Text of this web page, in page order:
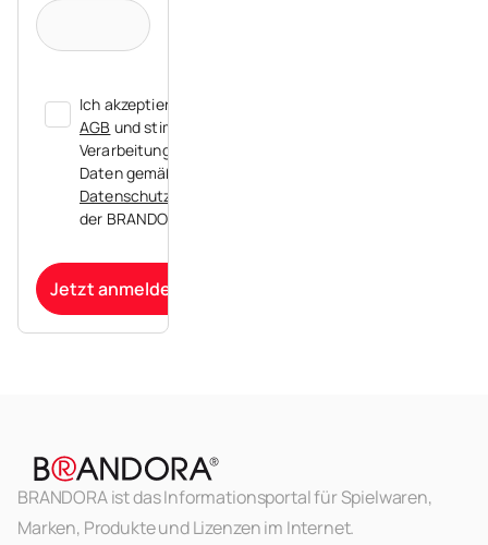
Ich akzeptiere die
AGB und stimme der
Verarbeitung meiner
Daten gemäß der
Datenschutzerklärung
der BRANDORA zu.
Jetzt anmelden
BRANDORA ist das Informationsportal für Spielwaren,
Marken, Produkte und Lizenzen im Internet.